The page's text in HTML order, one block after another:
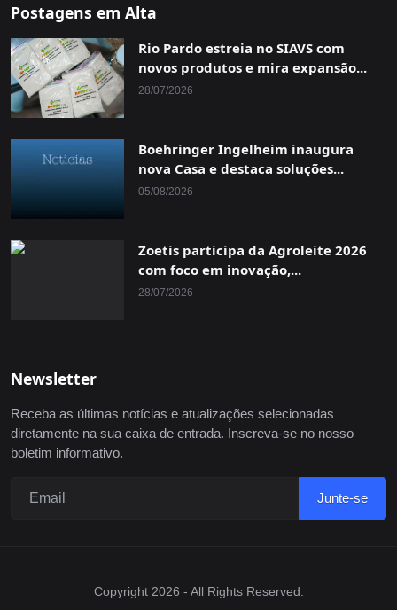
Postagens em Alta
Rio Pardo estreia no SIAVS com
novos produtos e mira expansão...
28/07/2026
Boehringer Ingelheim inaugura
nova Casa e destaca soluções...
05/08/2026
Zoetis participa da Agroleite 2026
com foco em inovação,...
28/07/2026
Newsletter
Receba as últimas notícias e atualizações selecionadas
diretamente na sua caixa de entrada. Inscreva-se no nosso
boletim informativo.
Junte-se
Copyright 2026 - All Rights Reserved.